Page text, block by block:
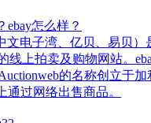
ebay怎么样？
文电子湾、亿贝、易贝）
线上拍卖及购物网站。
的名称创立于加
通过网络出售商品。